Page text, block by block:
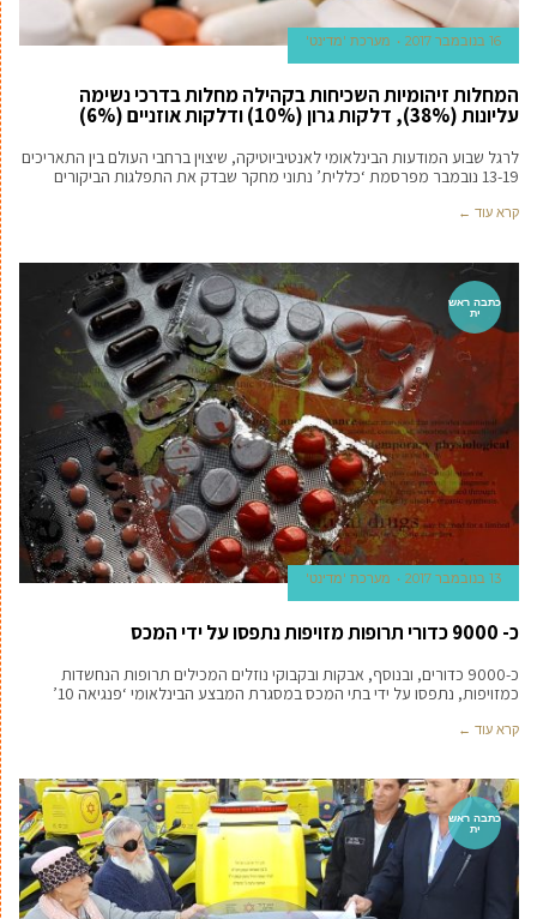
16 בנובמבר 2017 מערכת 'מדינט'
המחלות זיהומיות השכיחות בקהילה מחלות בדרכי נשימה
עליונות (38%), דלקות גרון (10%) ודלקות אוזניים (6%)
לרגל שבוע המודעות הבינלאומי לאנטיביוטיקה, שיצוין ברחבי העולם בין התאריכים
13-19 נובמבר מפרסמת ‘כללית’ נתוני מחקר שבדק את התפלגות הביקורים
קרא עוד ←
כתבה ראש
ית
13 בנובמבר 2017 מערכת 'מדינט'
כ- 9000 כדורי תרופות מזויפות נתפסו על ידי המכס
כ-9000 כדורים, ובנוסף, אבקות ובקבוקי נוזלים המכילים תרופות הנחשדות
כמזויפות, נתפסו על ידי בתי המכס במסגרת המבצע הבינלאומי ‘פנגיאה 10’
קרא עוד ←
כתבה ראש
ית